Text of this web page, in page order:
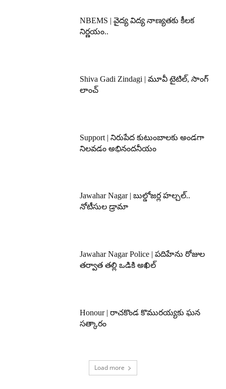
NBEMS | వైద్య విద్య నాణ్యతకు కీలక
నిర్ణయం..
Shiva Gadi Zindagi | మూవీ టైటిల్, సాంగ్
లాంచ్
Support | నిరుపేద కుటుంబాలకు అండగా
నిలవడం అభినందనీయం
Jawahar Nagar | బుల్డోజర్ల హల్చల్..
నోటీసుల డ్రామా
Jawahar Nagar Police | పదిహేను రోజుల
తర్వాత తల్లి ఒడికి అఖిల్
Honour | రాచకొండ కొమురయ్యకు ఘన
సత్కారం
Load more